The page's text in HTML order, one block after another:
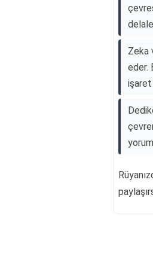
Zeka
eder.
işaret